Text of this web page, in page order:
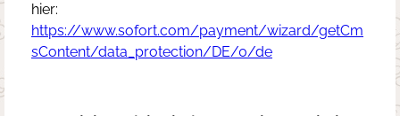
hier:
https://www.sofort.com/payment/wizard/getCm
sContent/data_protection/DE/0/de